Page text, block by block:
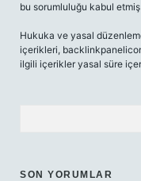
bu sorumluluğu kabul etmiş
Hukuka ve yasal
içerikleri,
ilgili içerikler yasal süre
SON YORUMLAR